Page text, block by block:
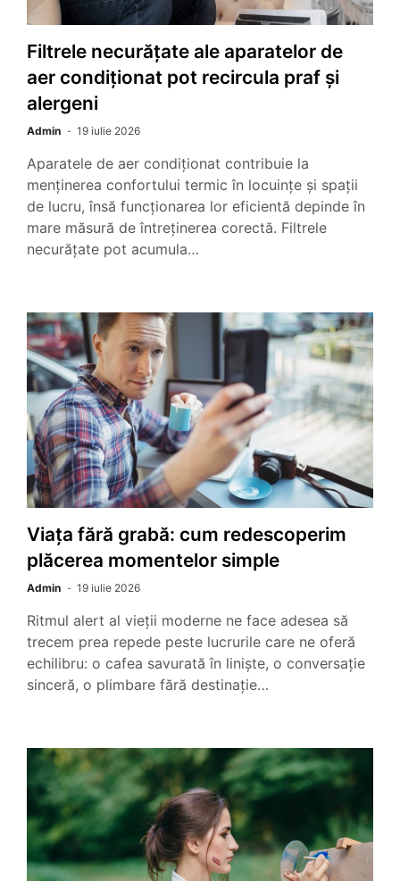
Filtrele necurățate ale aparatelor de
aer condiționat pot recircula praf și
alergeni
Admin 19 iulie 2026
Aparatele de aer condiționat contribuie la
menținerea confortului termic în locuințe și spații
de lucru, însă funcționarea lor eficientă depinde în
mare măsură de întreținerea corectă. Filtrele
necurățate pot acumula…
Viața fără grabă: cum redescoperim
plăcerea momentelor simple
Admin 19 iulie 2026
Ritmul alert al vieții moderne ne face adesea să
trecem prea repede peste lucrurile care ne oferă
echilibru: o cafea savurată în liniște, o conversație
sinceră, o plimbare fără destinație…